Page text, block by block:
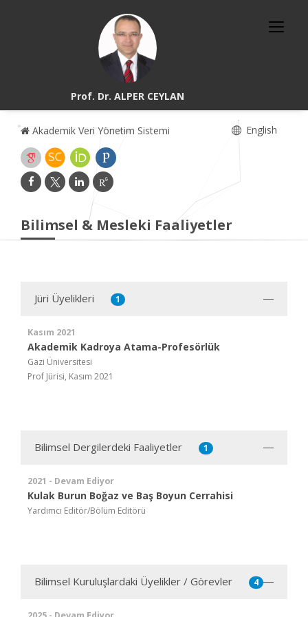
Prof. Dr. ALPER CEYLAN
Akademik Veri Yönetim Sistemi English
Bilimsel & Mesleki Faaliyetler
Jüri Üyelikleri 1
Kasım 2021
Akademik Kadroya Atama-Profesörlük
Gazi Üniversitesi
Prof Jürisi, Kasım 2021
Bilimsel Dergilerdeki Faaliyetler 1
2021 - Devam Ediyor
Kulak Burun Boğaz ve Baş Boyun Cerrahisi
Yardımcı Editör/Bölüm Editörü
Bilimsel Kuruluşlardaki Üyelikler / Görevler 4